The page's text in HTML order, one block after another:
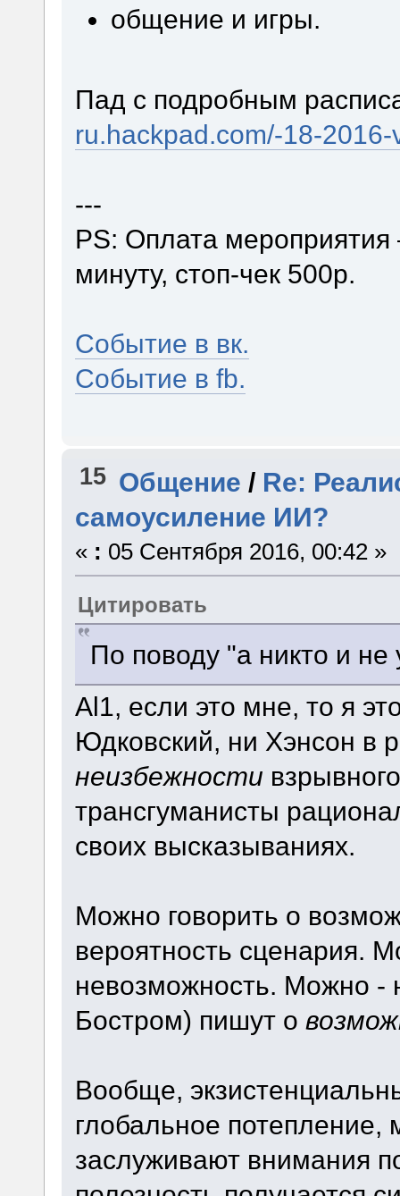
общение и игры.
Пад с подробным
ru.hackpad.com/-18-
---
PS: Оплата
минуту, стоп-чек 500р.
Событие в вк.
Событие в fb.
15 Общение / Re:
самоусиление ИИ?
« : 05 Сентября 2016, 00:42 »
Цитировать
По поводу "а никто и не
Al1, если это мне, то я
Юдковский, ни Хэнсон в
неизбежности
трансгуманисты
своих высказываниях.
Можно говорить о
вероятность сценария.
невозможность. Можно -
Бостром) пишут о
Вообще,
глобальное
заслуживают внимания